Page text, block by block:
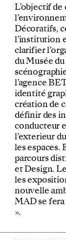
L’objectif
Décoratifs,
l’institution
clarifier
du Musée
l’agence
identité
création de
définir des
conducteur
l’exterieur
les espaces.
parcours
et Design.
les
nouvelle
MAD se fera
».